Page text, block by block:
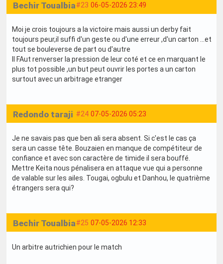
#23 06-05-2026 23:49
Bechir Toualbia
Moi je crois toujours a la victoire mais aussi un derby fait
toujours peur,il suffi d'un geste ou d'une erreur ,d'un carton ...et
tout se bouleverse de part ou d'autre
Il FAut renverser la pression de leur coté et ce en marquant le
plus tot possible ,un but peut ouvrir les portes a un carton
surtout avec un arbitrage etranger
#24 07-05-2026 05:23
Redondo taraji
Je ne savais pas que ben ali sera absent. Si c'est le cas ça
sera un casse tête. Bouzaien en manque de compétiteur de
confiance et avec son caractère de timide il sera bouffé.
Mettre Keita nous pénalisera en attaque vue qui a personne
de valable sur les ailes. Tougai, ogbulu et Danhou, le quatrième
étrangers sera qui?
#25 07-05-2026 12:33
Bechir Toualbia
Un arbitre autrichien pour le match